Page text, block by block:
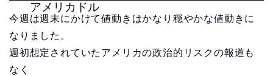
アメリカドル
今週は週末にかけて値動きはかなり穏やかな値動きに
なりました。
週初想定されていたアメリカの政治的リスクの報道も
なく